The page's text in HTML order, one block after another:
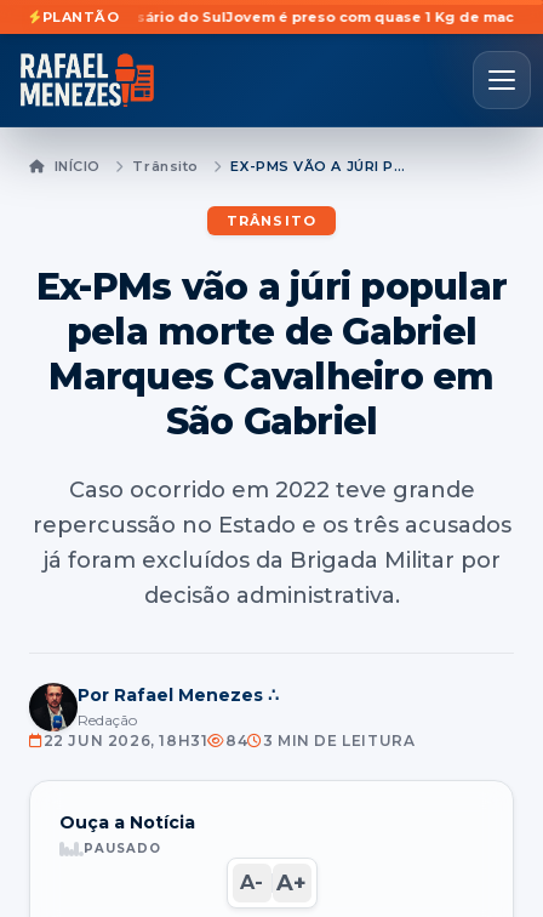
PLANTÃO
em Rosário do SulJovem é preso com quase 1 Kg de maconha
INÍCIO Trânsito EX-PMS VÃO A JÚRI POPULAR PELA MORTE DE GABRIEL MARQUES CAVALHEIRO EM SÃO GABRIEL
TRÂNSITO
Ex-PMs vão a júri popular
pela morte de Gabriel
Marques Cavalheiro em
São Gabriel
Caso ocorrido em 2022 teve grande
repercussão no Estado e os três acusados
já foram excluídos da Brigada Militar por
decisão administrativa.
Por Rafael Menezes ∴
Redação
22 JUN 2026, 18H31
84 3 MIN DE LEITURA
Ouça a Notícia
PAUSADO
A- A+